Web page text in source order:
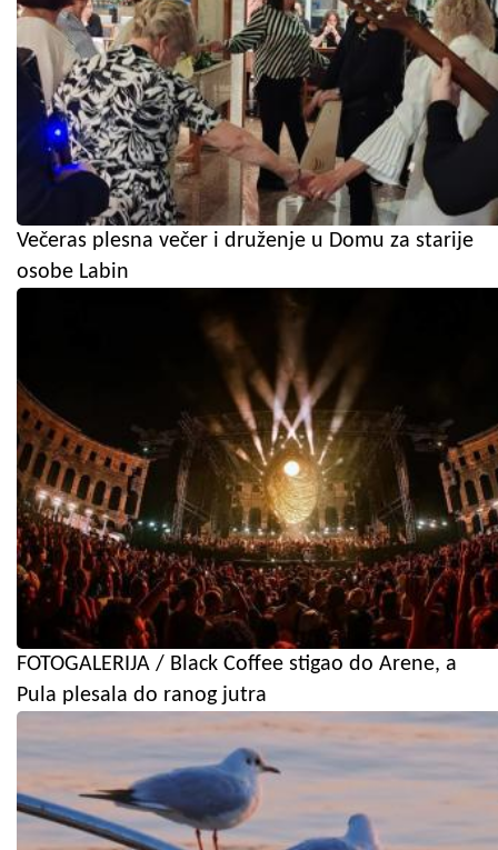
Večeras plesna večer i druženje u Domu za starije
osobe Labin
FOTOGALERIJA / Black Coffee stigao do Arene, a
Pula plesala do ranog jutra